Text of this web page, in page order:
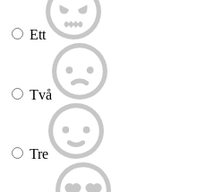
Ett
Två
Tre